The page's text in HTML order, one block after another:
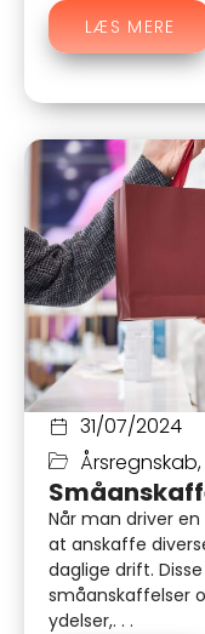
LÆS MERE
31/07/2024
Årsregnskab,
Når man driver
at anskaffe
daglige drift.
småanskaffelser
ydelser,. . .